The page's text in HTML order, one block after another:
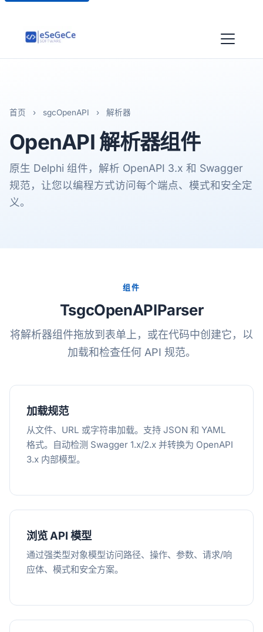
首页 › sgcOpenAPI › 解析器
OpenAPI 解析器组件
原生 Delphi 组件，解析 OpenAPI 3.x 和 Swagger
规范，让您以编程方式访问每个端点、模式和安全定
义。
组件
TsgcOpenAPIParser
将解析器组件拖放到表单上，或在代码中创建它，以
加载和检查任何 API 规范。
加载规范
从文件、URL 或字符串加载。支持 JSON 和 YAML
格式。自动检测 Swagger 1.x/2.x 并转换为 OpenAPI
3.x 内部模型。
浏览 API 模型
通过强类型对象模型访问路径、操作、参数、请求/响
应体、模式和安全方案。